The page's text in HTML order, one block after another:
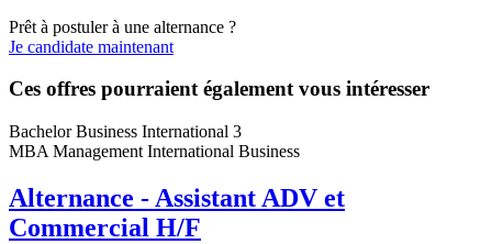
Prêt à postuler à une alternance ?
Je candidate maintenant
Ces offres pourraient également vous intéresser
Bachelor Business International 3
MBA Management International Business
Alternance - Assistant ADV et
Commercial H/F